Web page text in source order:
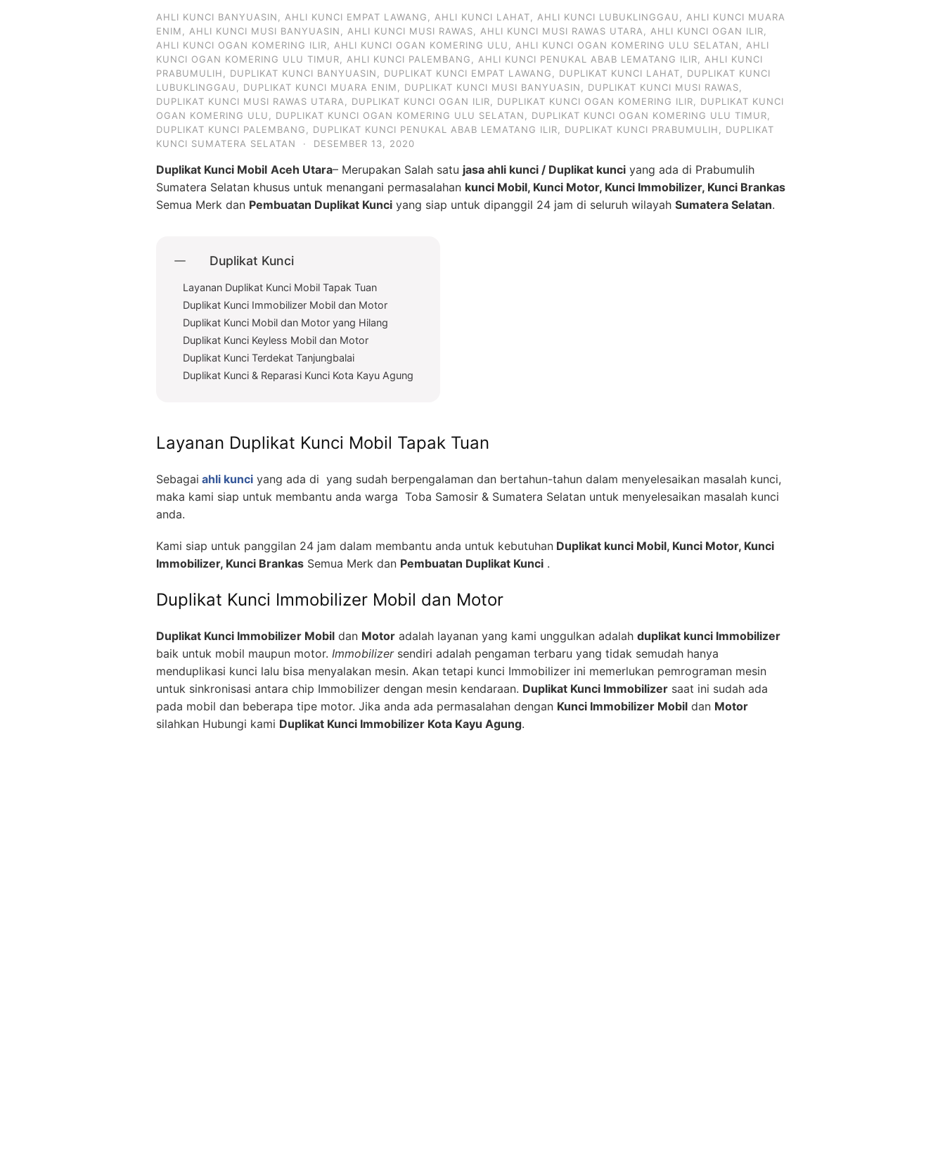
AHLI KUNCI BANYUASIN AHLI KUNCI EMPAT LAWANG AHLI KUNCI LAHAT AHLI KUNCI LUBUKLINGGAU
AHLI KUNCI MUARA
ENIM
AHLI KUNCI MUSI BANYUASIN AHLI KUNCI MUSI RAWAS AHLI KUNCI MUSI RAWAS UTARA AHLI KUNCI OGAN ILIR
AHLI KUNCI OGAN KOMERING ILIR
AHLI KUNCI OGAN KOMERING ULU AHLI KUNCI OGAN KOMERING ULU SELATAN
AHLI
KUNCI OGAN KOMERING ULU TIMUR
AHLI KUNCI PALEMBANG AHLI KUNCI PENUKAL ABAB LEMATANG ILIR
AHLI KUNCI
PRABUMULIH
DUPLIKAT KUNCI BANYUASIN DUPLIKAT KUNCI EMPAT LAWANG DUPLIKAT KUNCI LAHAT
DUPLIKAT KUNCI
LUBUKLINGGAU
DUPLIKAT KUNCI MUARA ENIM DUPLIKAT KUNCI MUSI BANYUASIN DUPLIKAT KUNCI MUSI RAWAS
DUPLIKAT KUNCI MUSI RAWAS UTARA
DUPLIKAT KUNCI OGAN ILIR DUPLIKAT KUNCI OGAN KOMERING ILIR
DUPLIKAT KUNCI
OGAN KOMERING ULU
DUPLIKAT KUNCI OGAN KOMERING ULU SELATAN DUPLIKAT KUNCI OGAN KOMERING ULU TIMUR
DUPLIKAT KUNCI PALEMBANG
DUPLIKAT KUNCI PENUKAL ABAB LEMATANG ILIR DUPLIKAT KUNCI PRABUMULIH
DUPLIKAT
KUNCI SUMATERA SELATAN
· DESEMBER 13, 2020
Duplikat Kunci Mobil Aceh Utara– Merupakan Salah satu jasa ahli kunci / Duplikat kunci yang ada di Prabumulih
Sumatera Selatan khusus untuk menangani permasalahan kunci Mobil, Kunci Motor, Kunci Immobilizer, Kunci Brankas
Semua Merk dan Pembuatan Duplikat Kunci yang siap untuk dipanggil 24 jam di seluruh wilayah Sumatera Selatan.
Duplikat Kunci
Layanan Duplikat Kunci Mobil Tapak Tuan
Duplikat Kunci Immobilizer Mobil dan Motor
Duplikat Kunci Mobil dan Motor yang Hilang
Duplikat Kunci Keyless Mobil dan Motor
Duplikat Kunci Terdekat Tanjungbalai
Duplikat Kunci & Reparasi Kunci Kota Kayu Agung
Layanan Duplikat Kunci Mobil Tapak Tuan
Sebagai ahli kunci yang ada di yang sudah berpengalaman dan bertahun-tahun dalam menyelesaikan masalah kunci,
maka kami siap untuk membantu anda warga Toba Samosir & Sumatera Selatan untuk menyelesaikan masalah kunci
anda.
Kami siap untuk panggilan 24 jam dalam membantu anda untuk kebutuhan Duplikat kunci Mobil, Kunci Motor, Kunci
Immobilizer, Kunci Brankas Semua Merk dan Pembuatan Duplikat Kunci .
Duplikat Kunci Immobilizer Mobil dan Motor
Duplikat Kunci Immobilizer Mobil dan Motor adalah layanan yang kami unggulkan adalah duplikat kunci Immobilizer
baik untuk mobil maupun motor. Immobilizersendiri adalah pengaman terbaru yang tidak semudah hanya
menduplikasi kunci lalu bisa menyalakan mesin. Akan tetapi kunci Immobilizer ini memerlukan pemrograman mesin
untuk sinkronisasi antara chip Immobilizer dengan mesin kendaraan. Duplikat Kunci Immobilizer saat ini sudah ada
pada mobil dan beberapa tipe motor. Jika anda ada permasalahan dengan Kunci Immobilizer Mobil dan Motor
silahkan Hubungi kami Duplikat Kunci Immobilizer Kota Kayu Agung.